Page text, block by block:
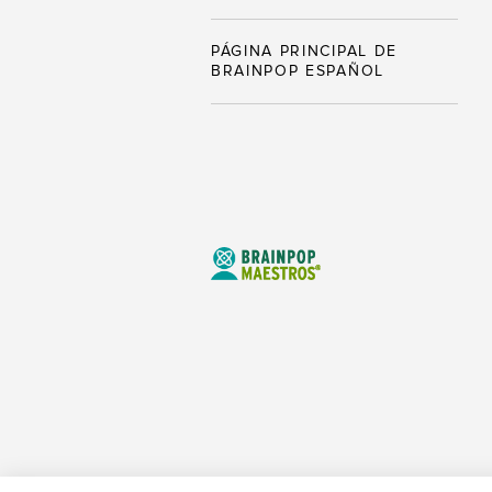
PÁGINA PRINCIPAL DE
BRAINPOP ESPAÑOL